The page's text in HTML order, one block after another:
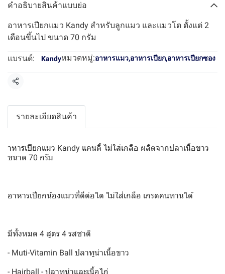
คำอธิบายสินค้าแบบย่อ
อาหารเปียกแมว Kandy สำหรับลูกแมว และแมวโต ตั้งแต่ 2
เดือนขึ้นไป ขนาด 70 กรัม
แบรนด์: Kandyหมวดหมู่:อาหารแมว,อาหารเปียก,อาหารเปียกซอง
แชร์
รายละเอียดสินค้า
าหารเปียกแมว Kandy แคนดี้ ไม่ใส่เกลือ ผลิตจากปลาเนื้อขาว
ขนาด 70 กรัม
อาหารเปียกน้องแมวที่ดีต่อไต ไม่ใส่เกลือ เกรดคนทานได้
มีทั้งหมด 4 สูตร 4 รสชาติ
- Muti-Vitamin Ball ปลาทูน่าเนื้อขาว
- Hairball - ปลาทูน่าและเนื้อไก่